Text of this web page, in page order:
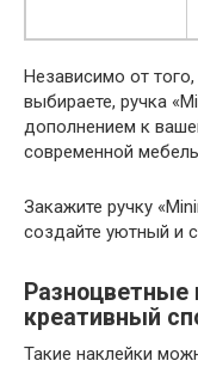
Независимо от
выбираете, ручка
дополнением к
современной
Закажите ручку
создайте уютный и
Разноцветные
креативный
Такие наклейки